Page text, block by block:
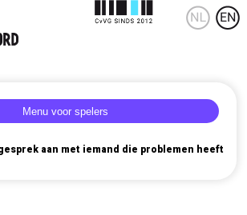
aan met iemand die problemen heeft